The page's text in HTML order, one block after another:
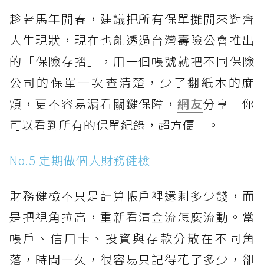
趁著馬年開春，建議把所有保單攤開來對齊
人生現狀，現在也能透過台灣壽險公會推出
的「保險存摺」，用一個帳號就把不同保險
公司的保單一次查清楚，少了翻紙本的麻
煩，更不容易漏看關鍵保障，網友分享「你
可以看到所有的保單紀錄，超方便」。
No.5 定期做個人財務健檢
財務健檢不只是計算帳戶裡還剩多少錢，而
是把視角拉高，重新看清金流怎麼流動。當
帳戶、信用卡、投資與存款分散在不同角
落，時間一久，很容易只記得花了多少，卻